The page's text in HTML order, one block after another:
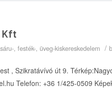
Kft
, festék-, üveg-kiskereskedelem /
, Szikratávívó út 9.
Telefon: +36 1/425-0509